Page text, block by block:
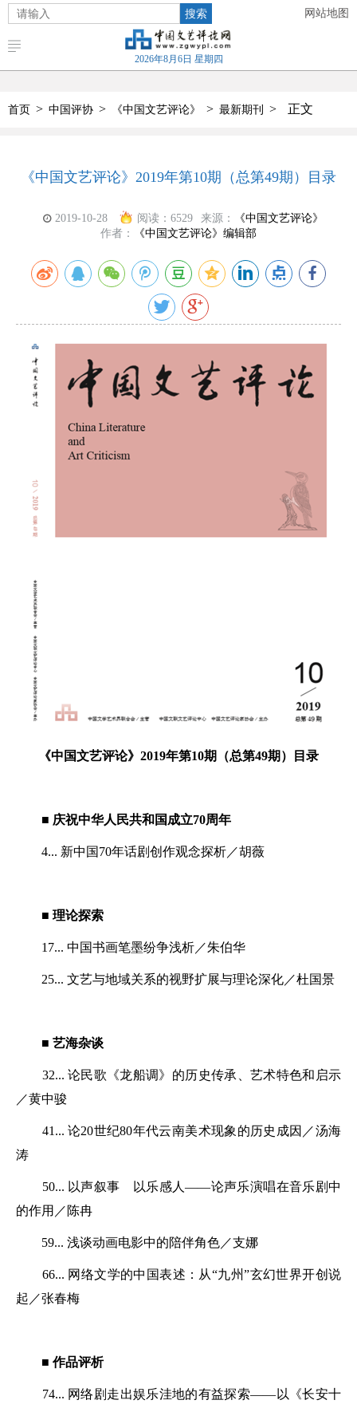
搜索 网站地图
2026年8月6日 星期四
首页 > 中国评协 > 《中国文艺评论》 > 最新期刊 > 正文
《中国文艺评论》2019年第10期（总第49期）目录
2019-10-28 阅读： 6529 来源：
《中国文艺评论》
作者：
《中国文艺评论》编辑部
《中国文艺评论》2019年第10期（总第49期）目录
■ 庆祝中华人民共和国成立70周年
4... 新中国70年话剧创作观念探析／胡薇
■ 理论探索
17... 中国书画笔墨纷争浅析／朱伯华
25... 文艺与地域关系的视野扩展与理论深化／杜国景
■ 艺海杂谈
32... 论民歌《龙船调》的历史传承、艺术特色和启示
／黄中骏
41... 论20世纪80年代云南美术现象的历史成因／汤海
涛
50... 以声叙事 以乐感人——论声乐演唱在音乐剧中
的作用／陈冉
59... 浅谈动画电影中的陪伴角色／支娜
66... 网络文学的中国表述：从“九州”玄幻世界开创说
起／张春梅
■ 作品评析
74... 网络剧走出娱乐洼地的有益探索——以《长安十